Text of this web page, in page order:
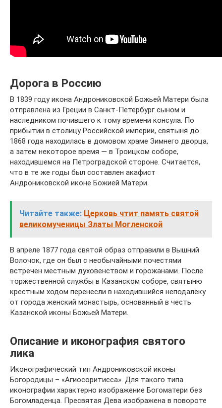
Дорога в Россию
В 1839 году икона Андрониковской Божьей Матери была
отправлена из Греции в Санкт-Петербург сыном и
наследником почившего к тому времени консула. По
прибытии в столицу Российской империи, святыня до
1868 года находилась в домовом храме Зимнего дворца,
а затем некоторое время — в Троицком соборе,
находившемся на Петроградской стороне. Считается,
что в те же годы был составлен акафист
Андрониковской иконе Божией Матери.
Читайте также: Церковь чтит память святой
великомученицы Златы Могленской
В апреле 1877 года святой образ отправили в Вышний
Волочок, где он был с необычайными почестями
встречен местным духовенством и горожанами. После
торжественной службы в Казанском соборе, святыню
крестным ходом перенесли в находившийся неподалёку
от города женский монастырь, основанный в честь
Казанской иконы Божьей Матери.
Описание и иконография святого
лика
Иконографический тип Андрониковской иконы
Богородицы – «Агиосоритисса». Для такого типа
иконографии характерно изображение Богоматери без
Богомладенца. Пресвятая Дева изображена в повороте